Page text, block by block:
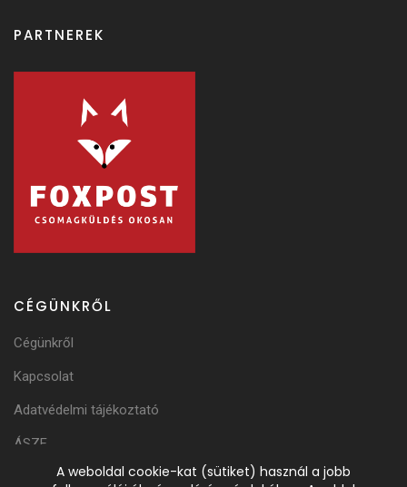
CÉGÜNKRŐL
Cégünkről
Kapcsolat
Adatvédelmi tájékoztató
ÁSZF
Adattörlési Tájékoztató
PARTNEREK
A weboldal cookie-kat (sütiket) használ a jobb